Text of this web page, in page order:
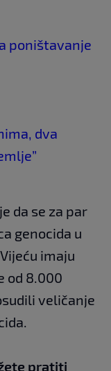
poništavanje
dva
da se za par
genocida u
imaju
od 8.000
veličanje
pratiti